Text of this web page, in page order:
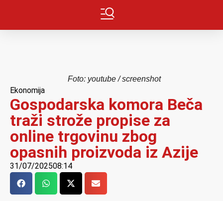
Foto: youtube / screenshot
Ekonomija
Gospodarska komora Beča
traži strože propise za
online trgovinu zbog
opasnih proizvoda iz Azije
31/07/202508:14